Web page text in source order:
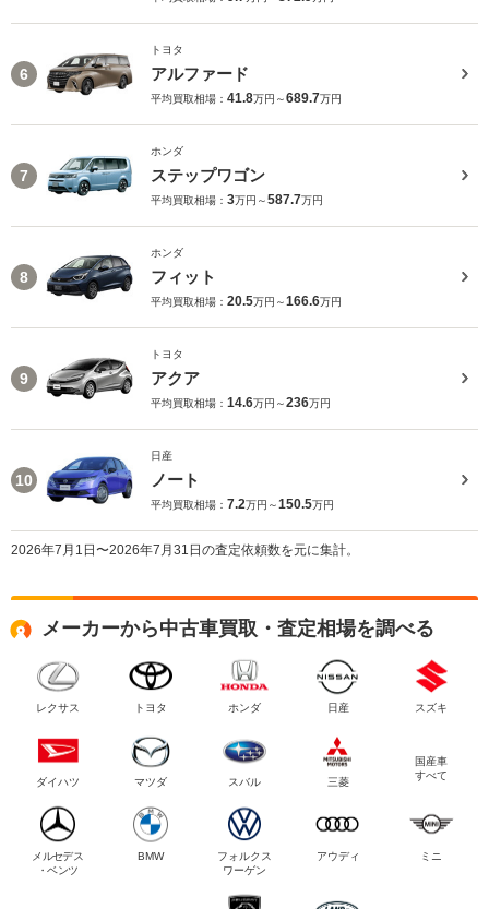
6
トヨタ
アルファード
平均買取相場： 41.8万円～689.7万円
7
ホンダ
ステップワゴン
平均買取相場： 3万円～587.7万円
8
ホンダ
フィット
平均買取相場： 20.5万円～166.6万円
9
トヨタ
アクア
平均買取相場： 14.6万円～236万円
10
日産
ノート
平均買取相場： 7.2万円～150.5万円
2026年7月1日〜2026年7月31日の査定依頼数を元に集計。
メーカーから中古車買取・査定相場を調べる
レクサス トヨタ ホンダ 日産 スズキ
ダイハツ マツダ スバル 三菱
国産車
すべて
メルセデス
・ベンツ
BMW
フォルクス
ワーゲン
アウディ ミニ